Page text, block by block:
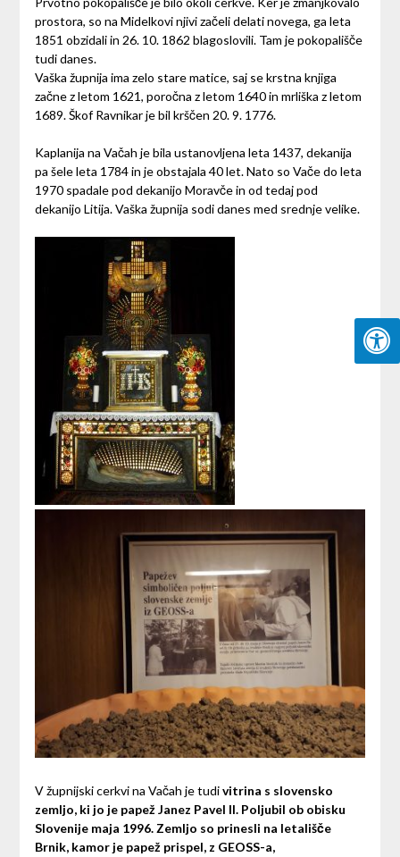
prostora, so na Midelkovi njivi začeli delati novega, ga leta
1851 obzidali in 26. 10. 1862 blagoslovili. Tam je pokopališče
tudi danes.
Vaška župnija ima zelo stare matice, saj se krstna knjiga
začne z letom 1621, poročna z letom 1640 in mrliška z letom
1689. Škof Ravnikar je bil krščen 20. 9. 1776.
Kaplanija na Vačah je bila ustanovljena leta 1437, dekanija
pa šele leta 1784 in je obstajala 40 let. Nato so Vače do leta
1970 spadale pod dekanijo Moravče in od tedaj pod
dekanijo Litija. Vaška župnija sodi danes med srednje velike.
V župnijski cerkvi na Vačah je tudivitrina s slovensko
zemljo, ki jo je papež Janez Pavel II. Poljubil ob obisku
Slovenije maja 1996. Zemljo so prinesli na letališče
Brnik, kamor je papež prispel, z GEOSS-a,